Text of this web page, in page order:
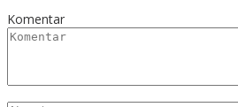
Komentar